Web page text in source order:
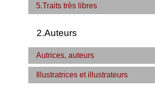
5.Traits très libres
2.Auteurs
Autrices, auteurs
Illustratrices et illustrateurs